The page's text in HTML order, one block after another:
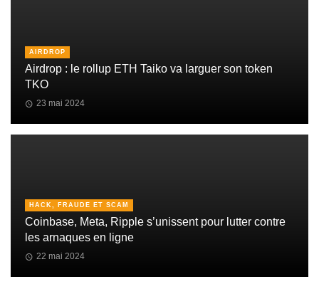
AIRDROP
Airdrop : le rollup ETH Taiko va larguer son token
TKO
23 mai 2024
HACK, FRAUDE ET SCAM
Coinbase, Meta, Ripple s’unissent pour lutter contre
les arnaques en ligne
22 mai 2024